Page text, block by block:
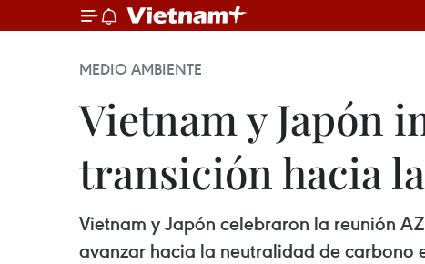
MEDIO AMBIENTE
Vietnam y Japón
transición hacia
Vietnam y Japón celebraron la reunión
avanzar hacia la neutralidad de carbono